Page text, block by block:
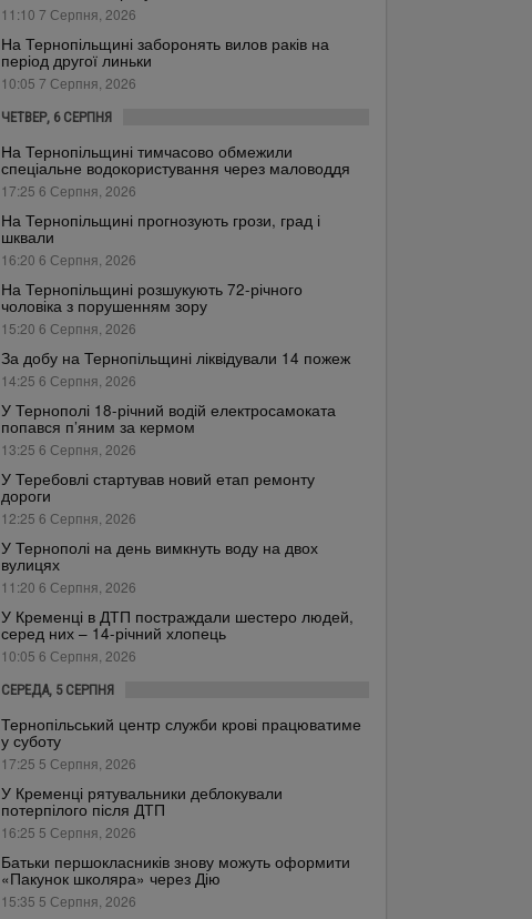
11:10 7 Серпня, 2026
На Тернопільщині заборонять вилов раків на
період другої линьки
10:05 7 Серпня, 2026
ЧЕТВЕР, 6 СЕРПНЯ
На Тернопільщині тимчасово обмежили
спеціальне водокористування через маловоддя
17:25 6 Серпня, 2026
На Тернопільщині прогнозують грози, град і
шквали
16:20 6 Серпня, 2026
На Тернопільщині розшукують 72-річного
чоловіка з порушенням зору
15:20 6 Серпня, 2026
За добу на Тернопільщині ліквідували 14 пожеж
14:25 6 Серпня, 2026
У Тернополі 18-річний водій електросамоката
попався п’яним за кермом
13:25 6 Серпня, 2026
У Теребовлі стартував новий етап ремонту
дороги
12:25 6 Серпня, 2026
У Тернополі на день вимкнуть воду на двох
вулицях
11:20 6 Серпня, 2026
У Кременці в ДТП постраждали шестеро людей,
серед них – 14-річний хлопець
10:05 6 Серпня, 2026
СЕРЕДА, 5 СЕРПНЯ
Тернопільський центр служби крові працюватиме
у суботу
17:25 5 Серпня, 2026
У Кременці рятувальники деблокували
потерпілого після ДТП
16:25 5 Серпня, 2026
Батьки першокласників знову можуть оформити
«Пакунок школяра» через Дію
15:35 5 Серпня, 2026